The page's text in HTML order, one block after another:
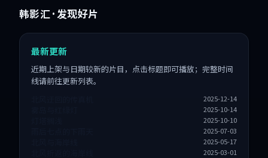
韩影汇 · 发现好片
最新更新
近期上架与日期较新的片目，点击标题即可播放；完整时间
线请前往更新列表。
2025-12-14
2025-10-14
2025-10-10
2025-07-03
2025-05-17
2025-03-01